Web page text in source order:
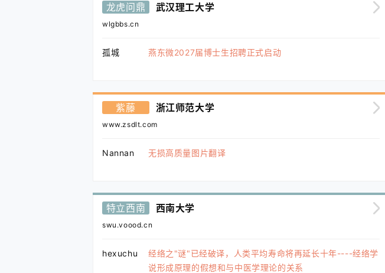
龙虎问鼎 武汉理工大学
wlgbbs.cn
孤城 燕东微2027届博士生招聘正式启动
紫藤 浙江师范大学
www.zsdlt.com
Nannan 无损高质量图片翻译
特立西南 西南大学
swu.voood.cn
hexuchu
经络之"谜"已经破译，人类平均寿命将再延长十年----经络学
说形成原理的假想和与中医学理论的关系